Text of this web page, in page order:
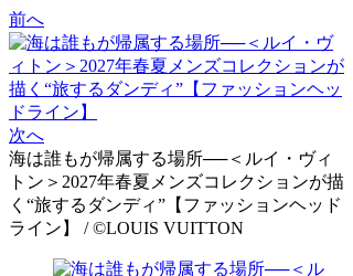
前へ
次へ
海は誰もが帰属する場所──＜ルイ・ヴィ
トン＞2027年春夏メンズコレクションが描
く“旅するダンディ”【ファッションヘッド
ライン】 / ©LOUIS VUITTON